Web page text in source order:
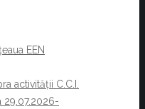
EEN
activității C.C.I.
29.07.2026-